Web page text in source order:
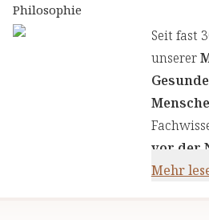
Wir
einen
unserer
sorgfältig
Produkte
die
Philosophie
Seit fast
unserer
vor der
darauf,
Mehr